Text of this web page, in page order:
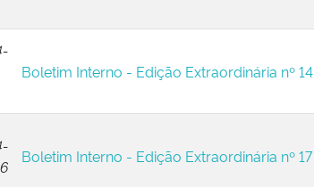
Boletim Interno - Edição Extraordinária nº 14
Boletim Interno - Edição Extraordinária nº 17